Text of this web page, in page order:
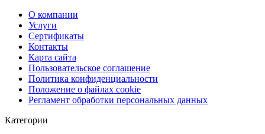
О компании
Услуги
Сертификаты
Контакты
Карта сайта
Пользовательское соглашение
Политика конфиденциальности
Положение о файлах cookie
Регламент обработки персональных данных
Категории